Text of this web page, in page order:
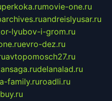
perkoka.rumovie-one.ru
andreislyusar.ru
lyubov-i-grom.ru
evro-dez.ru
avtopomosch27.ru
delanalad.ru
family.ruroadli.ru